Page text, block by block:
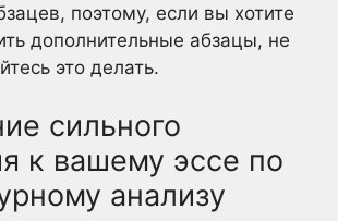
поэтому, если вы хотите
дополнительные абзацы, не
это делать.
сильного
к вашему эссе по
анализу